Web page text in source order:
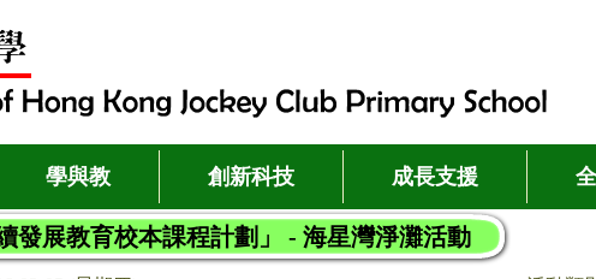
學與教 創新科技 成長支援
發展教育校本課程計劃」 - 海星灣淨灘活動